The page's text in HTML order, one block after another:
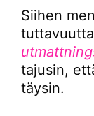
Siihen
tajusin,
täysin.